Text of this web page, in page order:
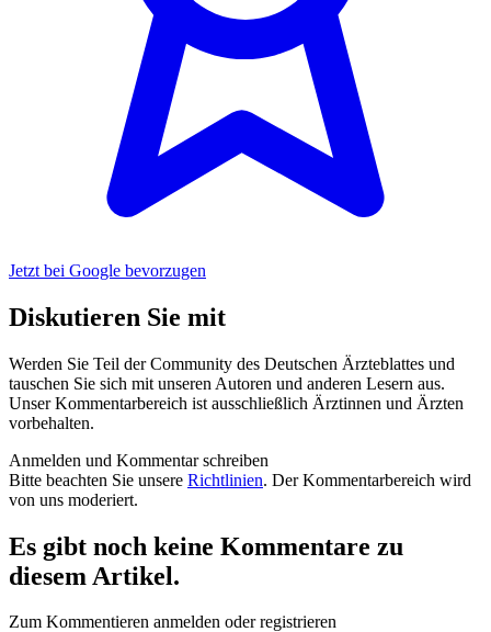
Jetzt bei Google bevorzugen
Diskutieren Sie mit
Werden Sie Teil der Community des Deutschen Ärzteblattes und
tauschen Sie sich mit unseren Autoren und anderen Lesern aus.
Unser Kommentarbereich ist ausschließlich Ärztinnen und Ärzten
vorbehalten.
Anmelden und Kommentar schreiben
Bitte beachten Sie unsere Richtlinien. Der Kommentarbereich wird
von uns moderiert.
Es gibt noch keine Kommentare zu
diesem Artikel.
Zum Kommentieren anmelden oder registrieren